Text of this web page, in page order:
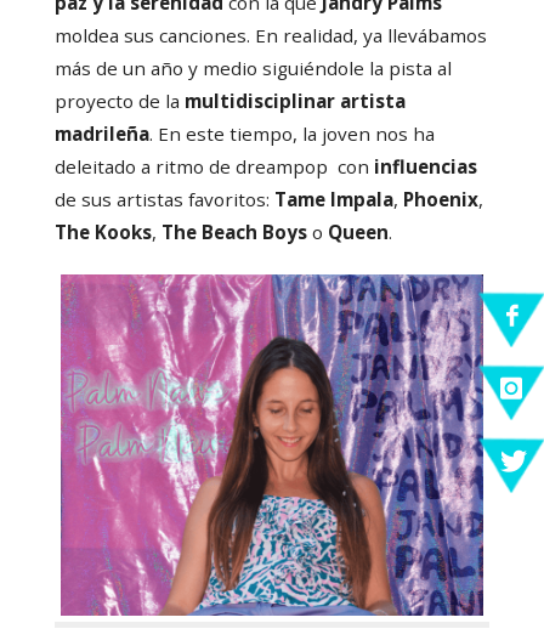
moldea sus canciones. En realidad, ya llevábamos
más de un año y medio siguiéndole la pista al
proyecto de la multidisciplinar artista
madrileña. En este tiempo, la joven nos ha
deleitado a ritmo de dreampop con influencias
de sus artistas favoritos: Tame Impala, Phoenix,
The Kooks, The Beach Boyso Queen.